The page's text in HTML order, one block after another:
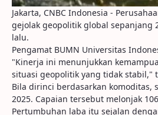
Jakarta, CNBC Indonesia -
gejolak geopolitik global
lalu.
Pengamat BUMN Universitas
"Kinerja ini menunjukkan
situasi geopolitik yang tidak stabil,"
Bila dirinci berdasarkan komoditas,
2025. Capaian tersebut melonjak
Pertumbuhan laba itu sejalan